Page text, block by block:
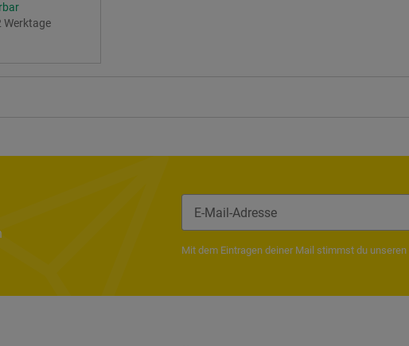
Werktage
Mit dem Eintragen deiner Mail stimmst du unseren